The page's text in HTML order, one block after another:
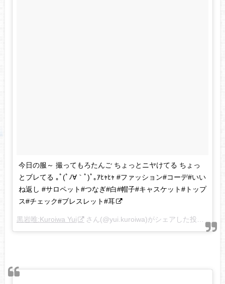
今日の服～ 撮ってもろたんご ちょっとニヤけてる ちょっ
とブレてる ｡ﾟ(ﾟﾉ∀｀ﾟ)ﾟ｡ｱﾋｬﾋｬ #ファッション#コーデ#いい
ね返し #サロペット#つなぎ#白#帽子#キャスケット#トップ
ス#チェック#ブレスレット#耳
黒岩唯:Kuroiwa Yui さん(@yui.kuroiwa)がシェアした投稿 –